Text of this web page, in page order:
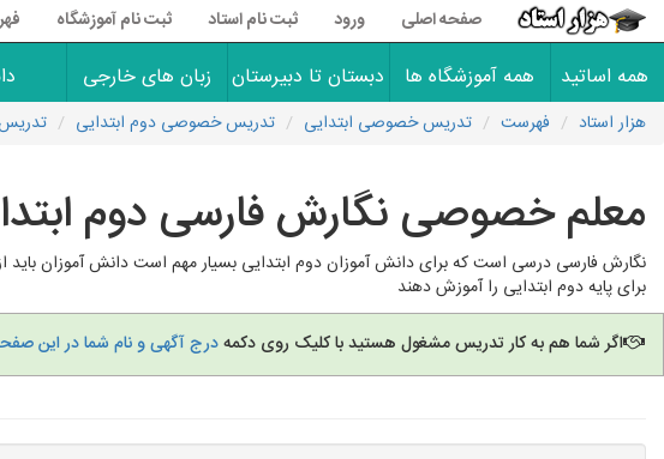
صفحه اصلی ورود ثبت نام استاد ثبت نام آموزشگاه
همه اساتید همه آموزشگاه ها دبستان تا دبیرستان زبان های خارجی
هزار استاد فهرست تدریس خصوصی ابتدایی تدریس خصوصی دوم ابتدایی
معلم خصوصی نگارش فارسی دوم
نگارش فارسی درسی است که برای دانش آموزان دوم ابتدایی بسیار مهم است دانش آموزان باید
برای پایه دوم ابتدایی را آموزش دهند
اگر شما هم به کار تدریس مشغول هستید با کلیک روی دکمهدرج آگهی و نام شما در این